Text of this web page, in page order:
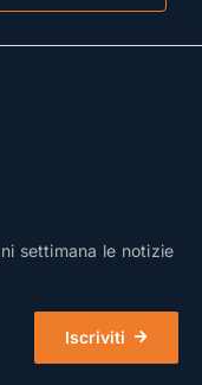
settimana le notizie
Iscriviti